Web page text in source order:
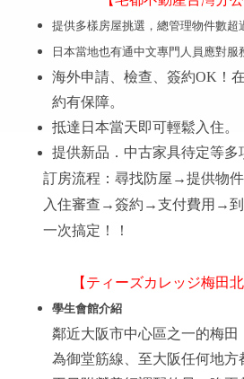
提供多樣房屋挑選，總管理物件數超
日本當地也有通中文專門人員應對服
海外申請、檢查、簽約OK！
約有保障。
抵達日本當天即可輕鬆入住。
提供新品．中古家具待定等多
訂房流程：尋找防屋→提供物
入住審查→簽約→支付費用→到
一次搞定！！
【ティーズカレッジ梅田
學生會館介紹
鄰近大阪市中心區之一的梅田
為御堂筋線、至大阪任何地方